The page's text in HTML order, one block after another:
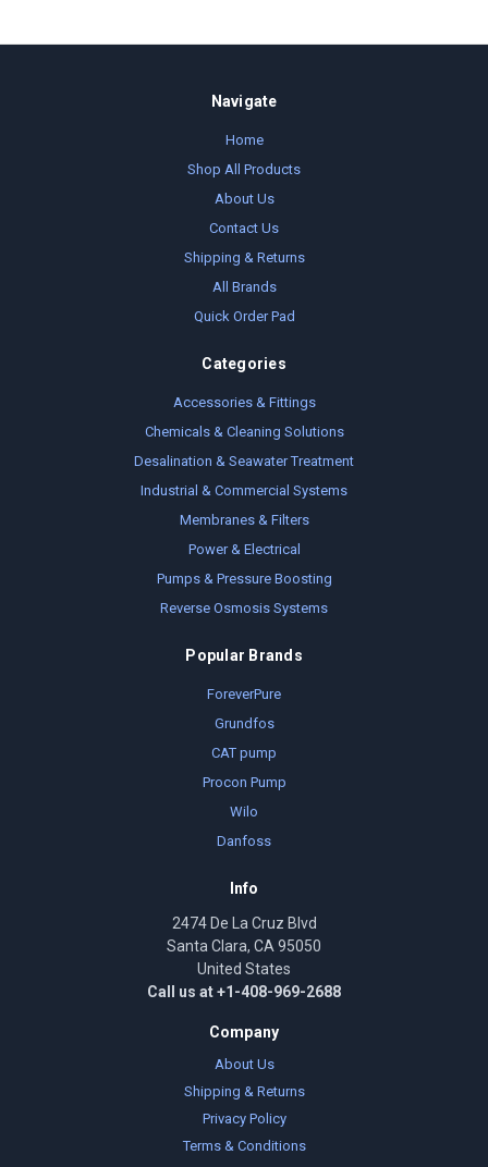
Navigate
Home
Shop All Products
About Us
Contact Us
Shipping & Returns
All Brands
Quick Order Pad
Categories
Accessories & Fittings
Chemicals & Cleaning Solutions
Desalination & Seawater Treatment
Industrial & Commercial Systems
Membranes & Filters
Power & Electrical
Pumps & Pressure Boosting
Reverse Osmosis Systems
Popular Brands
ForeverPure
Grundfos
CAT pump
Procon Pump
Wilo
Danfoss
Info
2474 De La Cruz Blvd
Santa Clara, CA 95050
United States
Call us at +1-408-969-2688
Company
About Us
Shipping & Returns
Privacy Policy
Terms & Conditions